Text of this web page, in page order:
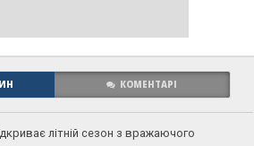
КОМЕНТАРІ
літній сезон з вражаючого